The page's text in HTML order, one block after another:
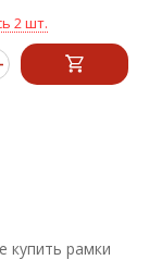
2 шт.
купить рамки